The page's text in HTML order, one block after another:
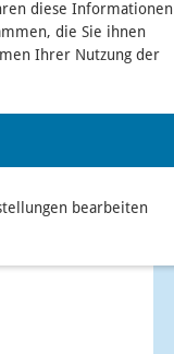
diese Informationen
die Sie ihnen
Ihrer Nutzung der
bearbeiten